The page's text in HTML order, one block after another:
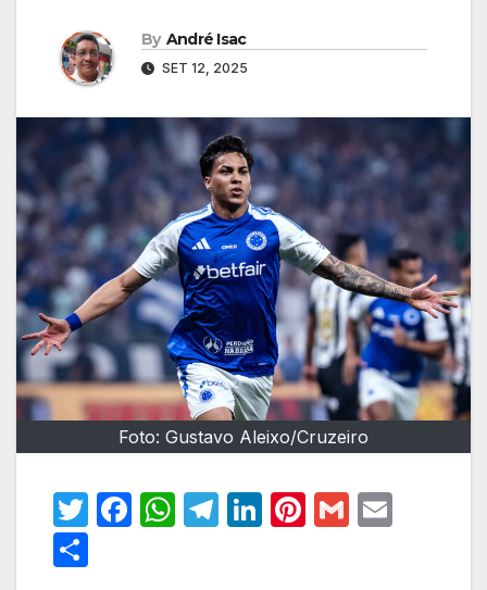
By André Isac
SET 12, 2025
Foto: Gustavo Aleixo/Cruzeiro
T
F
W T
Li Pi G